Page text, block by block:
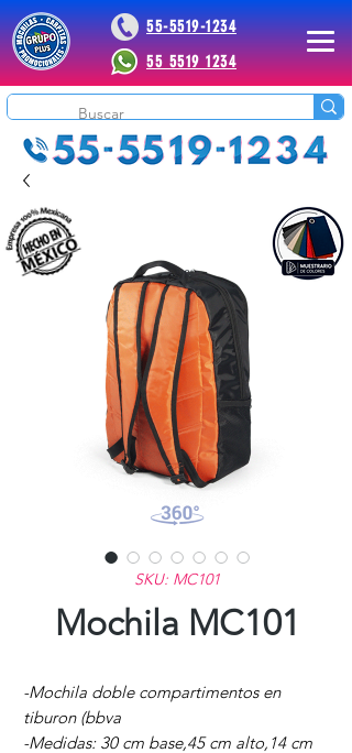
55-5519-1234
55 5519 1234
SKU: MC101
Mochila MC101
-Mochila doble compartimentos en
tiburon (bbva
-Medidas: 30 cm base,45 cm alto,14 cm